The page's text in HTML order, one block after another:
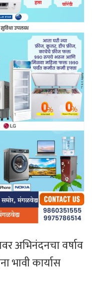
अभिनंदनचा वर्षाव
भावी कार्यास